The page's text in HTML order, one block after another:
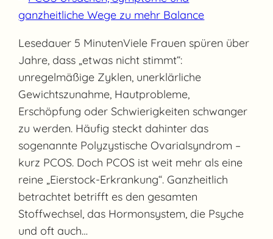
Lesedauer 5 MinutenViele Frauen spüren über
Jahre, dass „etwas nicht stimmt“:
unregelmäßige Zyklen, unerklärliche
Gewichtszunahme, Hautprobleme,
Erschöpfung oder Schwierigkeiten schwanger
zu werden. Häufig steckt dahinter das
sogenannte Polyzystische Ovarialsyndrom –
kurz PCOS. Doch PCOS ist weit mehr als eine
reine „Eierstock-Erkrankung“. Ganzheitlich
betrachtet betrifft es den gesamten
Stoffwechsel, das Hormonsystem, die Psyche
und oft auch…